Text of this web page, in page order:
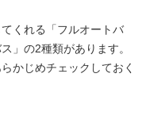
くれる「フルオートバ
」の2種類があります。
かじめチェックしておく